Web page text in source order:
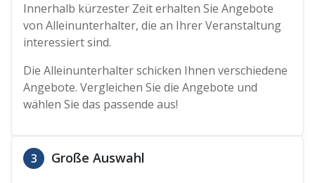
Innerhalb kürzester Zeit erhalten Sie Angebote
von Alleinunterhalter, die an Ihrer Veranstaltung
interessiert sind.
Die Alleinunterhalter schicken Ihnen verschiedene
Angebote. Vergleichen Sie die Angebote und
wählen Sie das passende aus!
3 Große Auswahl